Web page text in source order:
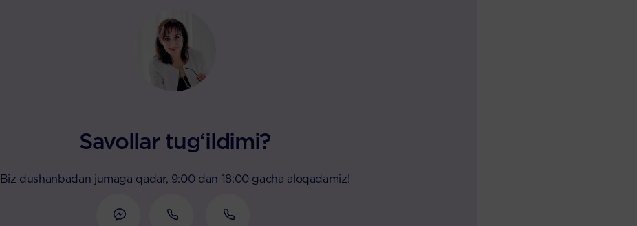
Savollar tug‘ildimi?
Biz dushanbadan jumaga qadar, 9:00 dan 18:00 gacha aloqadamiz!